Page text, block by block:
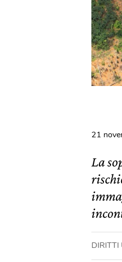
21
La
DIRITTI